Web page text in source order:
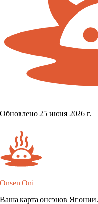
Обновлено 25 июня 2026 г.
Onsen Oni
Ваша карта онсэнов Японии.